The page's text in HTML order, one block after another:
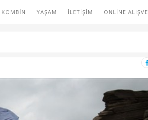
KOMBIN YAŞAM İLETIŞIM ONLINE